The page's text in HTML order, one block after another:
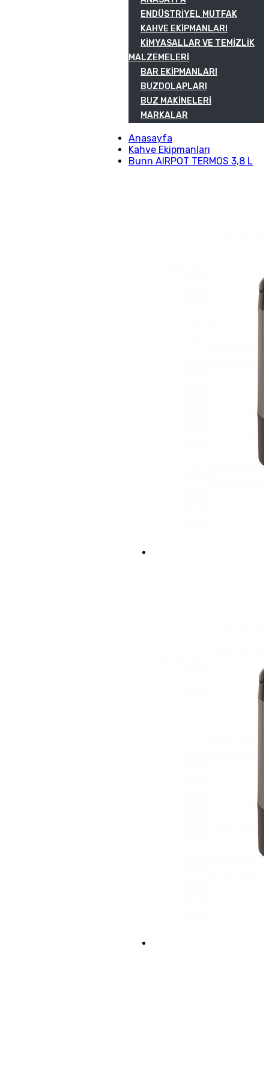
ENDÜSTRIYEL MUTFAK
KAHVE EKIPMANLARI
KIMYASALLAR VE TEMIZLIK
MALZEMELERI
BAR EKIPMANLARI
BUZDOLAPLARI
BUZ MAKINELERI
MARKALAR
Anasayfa
Kahve Ekipmanları
Bunn AIRPOT TERMOS 3,8 L